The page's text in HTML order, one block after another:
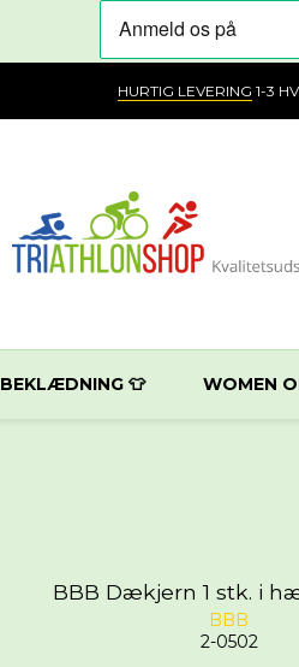
HURTIG LEVERING 1-3
BEKLÆDNING 👕 WOMEN
BBB Dækjern 1 stk. i
BBB
2-0502